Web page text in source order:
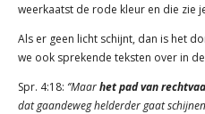
weerkaatst de rode kleur en die zie
Als er geen licht schijnt, dan is het
we ook sprekende teksten over in
Spr. 4:18: ‘’Maarhet pad van
dat gaandeweg helderder gaat